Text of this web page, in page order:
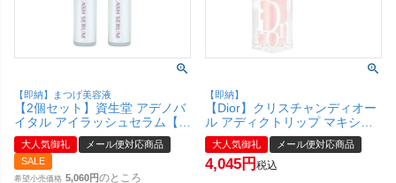
【即納】まつげ美容液
【2個セット】資生堂 アデノバ
イタル アイラッシュセラム【ま
つ毛美容液】【メール便対応商
品】【SBT】(6013046-set2)
大人気御礼
メール便対応商品
SALE
希望小売価格 5,060 のところ
【即納】
【Dior】クリスチャンディオー
ル アディクトリップ マキシマ
イザー 6ml#001【リップグロ
ス/リップ プランパー】【メー
ル便対応商品】【SBT】
大人気御礼 メール便対応商品
4,045 税込